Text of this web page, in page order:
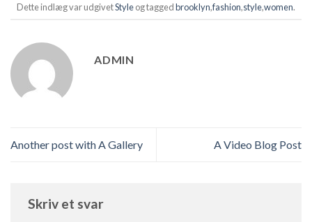
Dette indlæg var udgivetStyleog taggedbrooklyn,fashion,style,women.
ADMIN
Another post with A Gallery A Video Blog Post
Skriv et svar